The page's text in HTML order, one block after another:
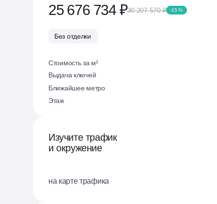
25 676 734 ₽30 207 570 ₽ -15 %
Без отделки
Стоимость за м²
Выдача ключей
Ближайшее метро
Этаж
Изучите трафик
и окружение
на карте трафика